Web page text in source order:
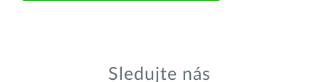
Sledujte nás